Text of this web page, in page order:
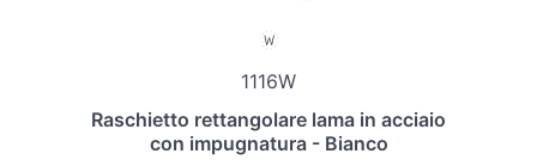
1116W
Raschietto rettangolare lama in acciaio
con impugnatura - Bianco